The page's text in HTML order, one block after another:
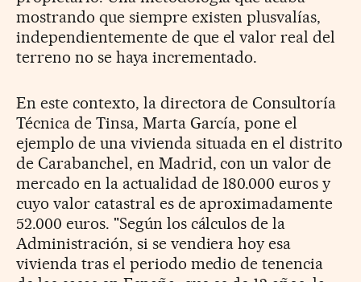
mostrando que siempre existen plusvalías,
independientemente de que el valor real del
terreno no se haya incrementado.
En este contexto, la directora de Consultoría
Técnica de Tinsa, Marta García, pone el
ejemplo de una vivienda situada en el distrito
de Carabanchel, en Madrid, con un valor de
mercado en la actualidad de 180.000 euros y
cuyo valor catastral es de aproximadamente
52.000 euros. "Según los cálculos de la
Administración, si se vendiera hoy esa
vivienda tras el periodo medio de tenencia